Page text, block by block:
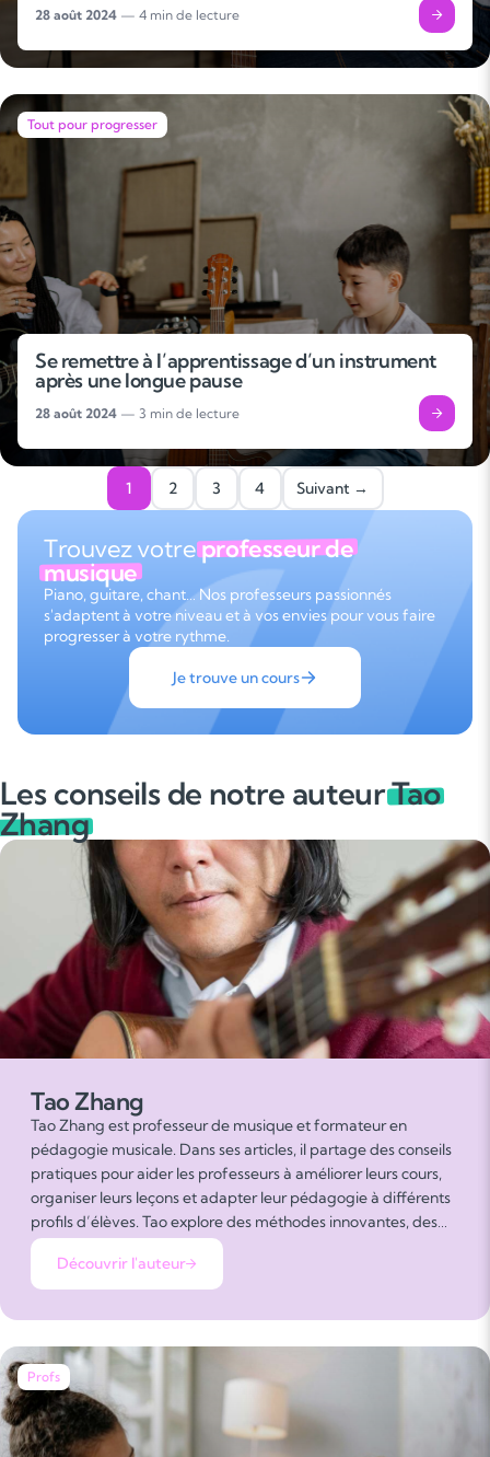
28 août 2024 — 4 min de lecture
Tout pour progresser
Se remettre à l’apprentissage d’un instrument
après une longue pause
28 août 2024 — 3 min de lecture
1 2 3 4 Suivant →
Trouvez votreprofesseur de
musique
Piano, guitare, chant… Nos professeurs passionnés
s'adaptent à votre niveau et à vos envies pour vous faire
progresser à votre rythme.
Je trouve un cours
Les conseils de notre auteurTao
Zhang
Tao Zhang
Tao Zhang est professeur de musique et formateur en
pédagogie musicale. Dans ses articles, il partage des conseils
pratiques pour aider les professeurs à améliorer leurs cours,
organiser leurs leçons et adapter leur pédagogie à différents
profils d’élèves. Tao explore des méthodes innovantes, des
astuces pour capter l’attention et développer la motivation
des élèves, tout en facilitant l’apprentissage de la musique.
Passionné par la transmission et le partage des bonnes
pratiques, il accompagne les professeurs pour qu’ils puissent
enseigner de manière efficace, inspirante et adaptée à
chacun.
Découvrir l'auteur
Profs
Soutien scolaire
Cours de musique
Les deux